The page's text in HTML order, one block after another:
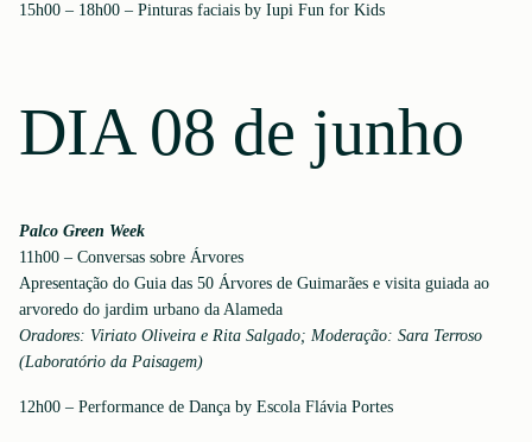
15h00 – 18h00 – Pinturas faciais by Iupi Fun for Kids
DIA 08 de junho
Palco Green Week
11h00 – Conversas sobre Árvores
Apresentação do Guia das 50 Árvores de Guimarães e visita guiada ao
arvoredo do jardim urbano da Alameda
Oradores: Viriato Oliveira e Rita Salgado; Moderação: Sara Terroso
(Laboratório da Paisagem)
12h00 – Performance de Dança by Escola Flávia Portes